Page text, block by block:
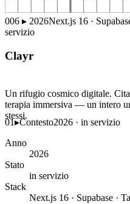
006 ▸ 2026Next.js 16 ·
servizio
Clayr
Un rifugio cosmico digitale.
terapia immersiva — un intero
stessi.
01▸Contesto2026 · in servizio
Anno
2026
Stato
in servizio
Stack
Next.js 16 · Supabase ·